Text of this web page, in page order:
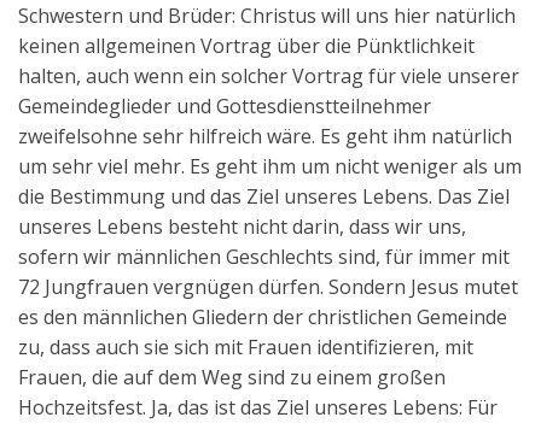
Schwestern und Brüder: Christus will uns hier natürlich
keinen allgemeinen Vortrag über die Pünktlichkeit
halten, auch wenn ein solcher Vortrag für viele unserer
Gemeindeglieder und Gottesdienstteilnehmer
zweifelsohne sehr hilfreich wäre. Es geht ihm natürlich
um sehr viel mehr. Es geht ihm um nicht weniger als um
die Bestimmung und das Ziel unseres Lebens. Das Ziel
unseres Lebens besteht nicht darin, dass wir uns,
sofern wir männlichen Geschlechts sind, für immer mit
72 Jungfrauen vergnügen dürfen. Sondern Jesus mutet
es den männlichen Gliedern der christlichen Gemeinde
zu, dass auch sie sich mit Frauen identifizieren, mit
Frauen, die auf dem Weg sind zu einem großen
Hochzeitsfest. Ja, das ist das Ziel unseres Lebens: Für